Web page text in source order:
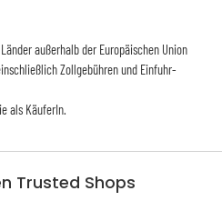
Trusted Shops
außerhalb der Europäischen Union
Zollgebühren und Einfuhr-
als KäuferIn.